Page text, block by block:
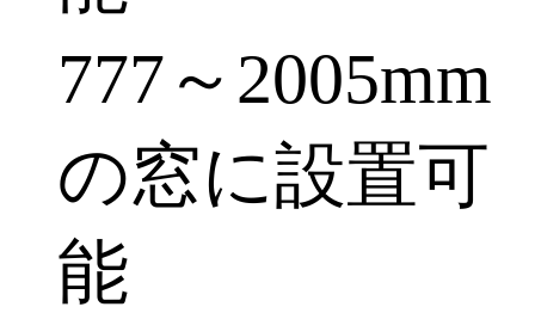
777～2005mm
の窓に設置可
能